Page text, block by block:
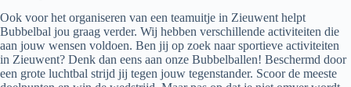
Ook voor het organiseren van een teamuitje in Zieuwent helpt
Bubbelbal jou graag verder. Wij hebben verschillende activiteiten die
aan jouw wensen voldoen. Ben jij op zoek naar sportieve activiteiten
in Zieuwent? Denk dan eens aan onze Bubbelballen! Beschermd door
een grote luchtbal strijd jij tegen jouw tegenstander. Scoor de meeste